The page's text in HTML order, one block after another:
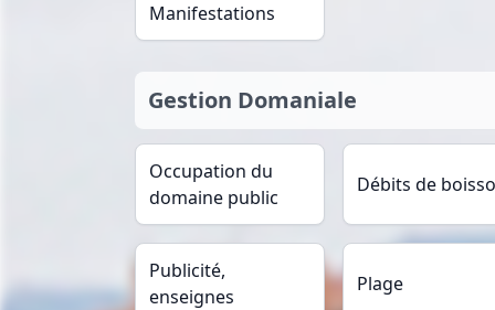
Manifestations
Gestion Domaniale
Occupation du
domaine public
Débits de
Publicité,
enseignes
Plage